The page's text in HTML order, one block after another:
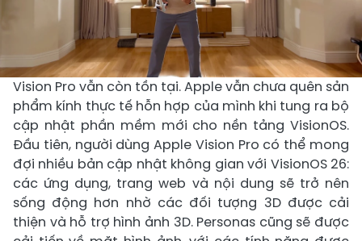
Vision Pro vẫn còn tồn tại. Apple vẫn chưa quên sản
phẩm kính thực tế hỗn hợp của mình khi tung ra bộ
cập nhật phần mềm mới cho nền tảng VisionOS.
Đầu tiên, người dùng Apple Vision Pro có thể mong
đợi nhiều bản cập nhật không gian với VisionOS 26:
các ứng dụng, trang web và nội dung sẽ trở nên
sống động hơn nhờ các đối tượng 3D được cải
thiện và hỗ trợ hình ảnh 3D. Personas cũng sẽ được